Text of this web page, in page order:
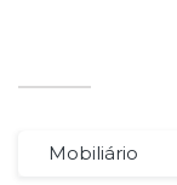
Mobiliário